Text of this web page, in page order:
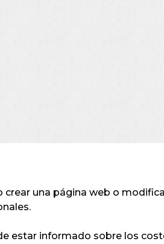
crear una página web o
estar informado sobre los